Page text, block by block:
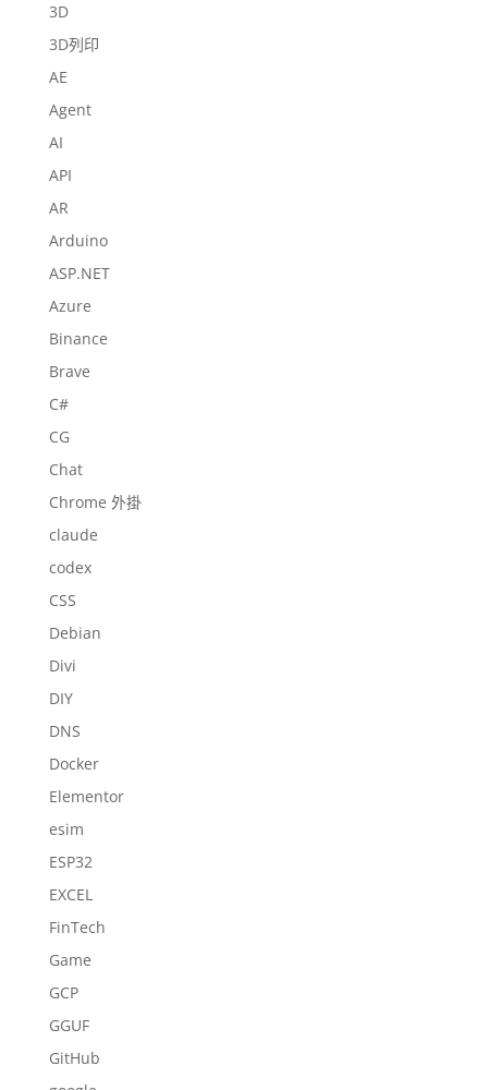
3D
3D列印
AE
Agent
AI
API
AR
Arduino
ASP.NET
Azure
Binance
Brave
C#
CG
Chat
Chrome 外掛
claude
codex
CSS
Debian
Divi
DIY
DNS
Docker
Elementor
esim
ESP32
EXCEL
FinTech
Game
GCP
GGUF
GitHub